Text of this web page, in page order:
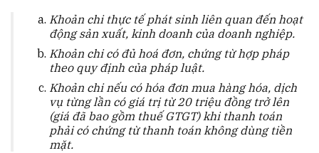
Khoản chi thực tế phát sinhliên quan đến hoạt
động sản xuất, kinh doanh của doanh nghiệp.
Khoản chicó đủ hoá đơn, chứng từ hợp pháp
theo quy định của pháp luật.
Khoản chinếu có hóa đơn mua hàng hóa, dịch
vụ từng lần có giá trịtừ 20 triệu đồng trở lên
(giá đã bao gồm thuế GTGT) khithanh toán
phải có chứng từ thanh toán không dùng tiền
mặt.